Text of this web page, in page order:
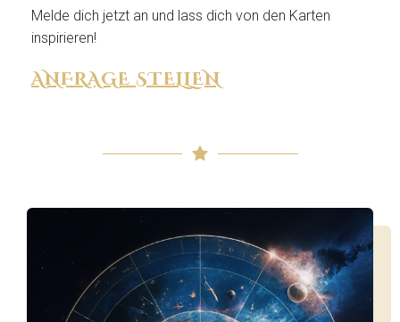
Melde dich jetzt an und lass dich von den Karten
inspirieren!
ANFRAGE STELLEN